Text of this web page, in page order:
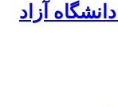
آزاد